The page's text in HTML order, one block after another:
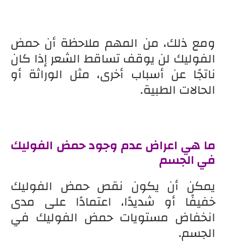
ومع ذلك، من المهم ملاحظة أن حمض
الفوليك لن يوقف تساقط الشعر إذا كان
ناتجًا عن أسباب أخرى، مثل الوراثة أو
الحالات الطبية.
ما هي اعراض عدم وجود حمض الفوليك
في الجسم
يمكن أن يكون نقص حمض الفوليك
خفيفًا أو شديدًا، اعتمادًا على مدى
انخفاض مستويات حمض الفوليك في
الجسم.